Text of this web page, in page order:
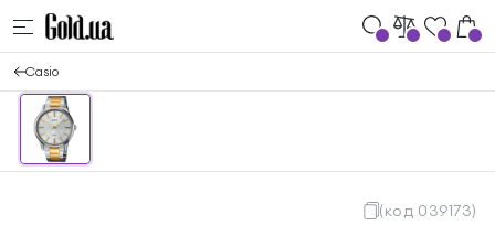
Casio
(код 039173)